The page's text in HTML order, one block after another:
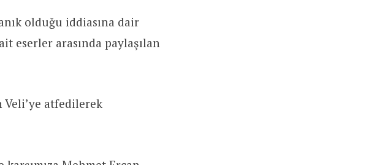
olduğu iddiasına dair
eserler arasında paylaşılan
Veli’ye atfedilerek